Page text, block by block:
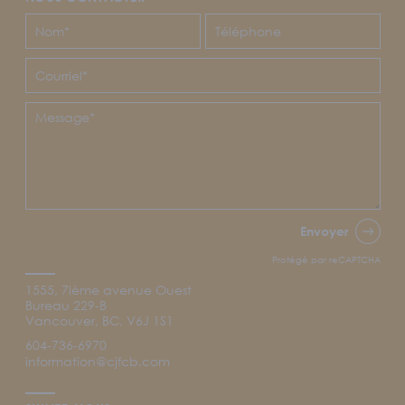
Envoyer
Protégé par reCAPTCHA
1555, 7ième avenue Ouest
Bureau 229-B
Vancouver, BC, V6J 1S1
604-736-6970
information@cjfcb.com